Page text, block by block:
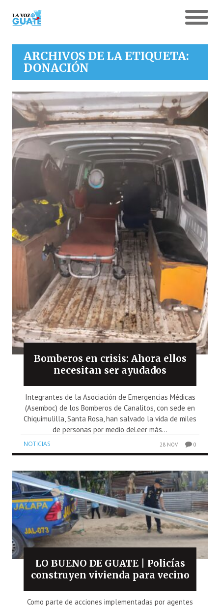
ARCHIVOS DE LA ETIQUETA:
DONACIÓN
Bomberos en crisis: Ahora ellos
necesitan ser ayudados
Integrantes de la Asociación de Emergencias Médicas
(Asemboc) de los Bomberos de Canalitos, con sede en
Chiquimulilla, Santa Rosa, han salvado la vida de miles
de personas por medio deLeer más...
NOTICIAS 28 NOV 0
LO BUENO DE GUATE | Policías
construyen vivienda para vecino
Como parte de acciones implementadas por agentes